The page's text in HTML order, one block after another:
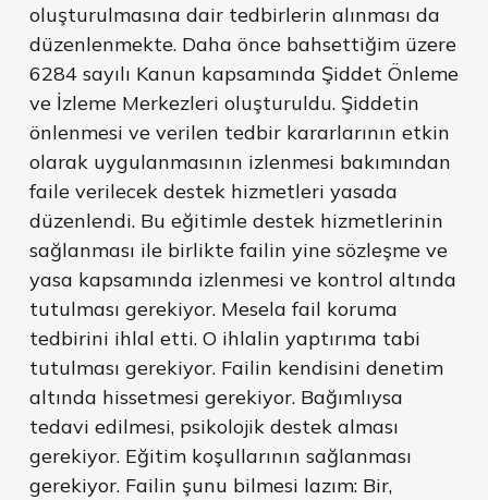
oluşturulmasına dair tedbirlerin alınması da
düzenlenmekte. Daha önce bahsettiğim üzere
6284 sayılı Kanun kapsamında Şiddet Önleme
ve İzleme Merkezleri oluşturuldu. Şiddetin
önlenmesi ve verilen tedbir kararlarının etkin
olarak uygulanmasının izlenmesi bakımından
faile verilecek destek hizmetleri yasada
düzenlendi. Bu eğitimle destek hizmetlerinin
sağlanması ile birlikte failin yine sözleşme ve
yasa kapsamında izlenmesi ve kontrol altında
tutulması gerekiyor. Mesela fail koruma
tedbirini ihlal etti. O ihlalin yaptırıma tabi
tutulması gerekiyor. Failin kendisini denetim
altında hissetmesi gerekiyor. Bağımlıysa
tedavi edilmesi, psikolojik destek alması
gerekiyor. Eğitim koşullarının sağlanması
gerekiyor. Failin şunu bilmesi lazım: Bir,